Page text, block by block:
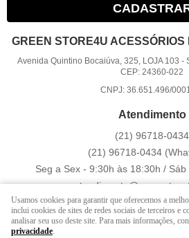
GREEN STORE4U ACESSÓRIOS
Avenida Quintino Bocaiúva, 325, LOJA 103 -
CEP: 24360-022
CNPJ: 36.651.496/
Atendimento
(21) 96718-0434
(21) 96718-0434
Seg a Sex - 9:30h às 18:30h / Sáb
LOJA VIRTUAL CRIADA POR
Usamos cookies para garantir que oferecemos a
inclui cookies de sites de redes sociais de terceiros e
analisar seu uso deste site. Para mais informações,
privacidade.